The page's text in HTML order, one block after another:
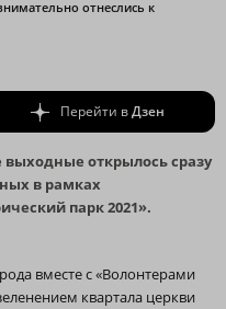
отнеслись к
Перейти вДзен
открылось сразу
в рамках
парк 2021».
вместе с «Волонтерами
квартала церкви